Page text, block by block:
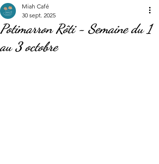
Potimarron Rôti - Semaine du 1
au 3 octobre
Miah Café
30 sept. 2025